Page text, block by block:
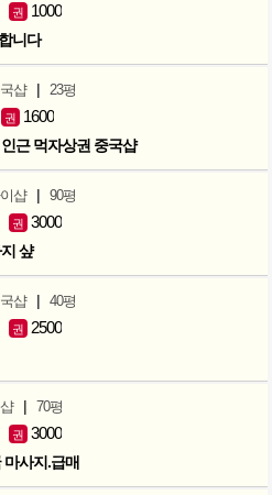
권 1000
니다
샵 | 23평
권 1600
근 먹자상권 중국샵
샵 | 90평
권 3000
샾
샵 | 40평
권 2500
| 70평
권 3000
사지.급매